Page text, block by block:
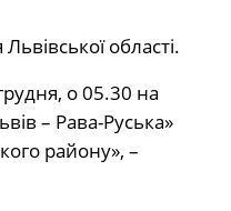
області.
о 05.30 на
– Рава-Руська»
району», –